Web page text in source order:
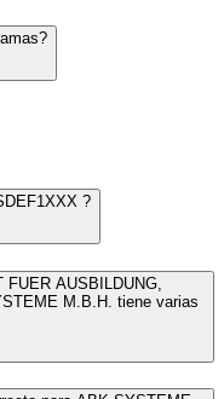
?
AUSBILDUNG,
M.B.H. tiene varias